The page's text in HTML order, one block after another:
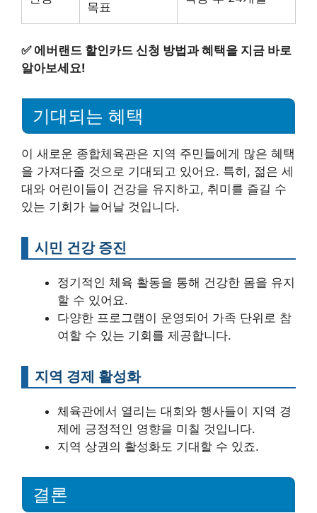
목표
✅ 에버랜드 할인카드 신청 방법과 혜택을 지금 바로
알아보세요!
기대되는 혜택
이 새로운 종합체육관은 지역 주민들에게 많은 혜택
을 가져다줄 것으로 기대되고 있어요. 특히, 젊은 세
대와 어린이들이 건강을 유지하고, 취미를 즐길 수
있는 기회가 늘어날 것입니다.
시민 건강 증진
정기적인 체육 활동을 통해 건강한 몸을 유지
할 수 있어요.
다양한 프로그램이 운영되어 가족 단위로 참
여할 수 있는 기회를 제공합니다.
지역 경제 활성화
체육관에서 열리는 대회와 행사들이 지역 경
제에 긍정적인 영향을 미칠 것입니다.
지역 상권의 활성화도 기대할 수 있죠.
결론